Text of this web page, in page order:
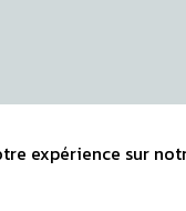
expérience sur